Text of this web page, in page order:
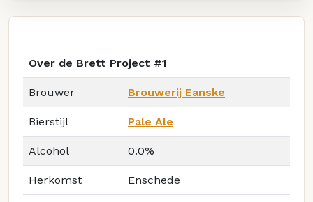
Over de Brett Project #1
Brouwer Brouwerij Eanske
Bierstijl Pale Ale
Alcohol 0.0%
Herkomst Enschede